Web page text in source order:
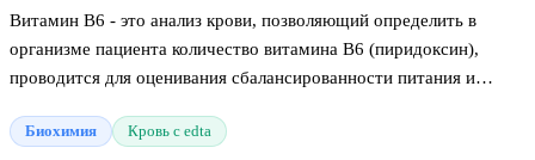
Витамин B6 - это анализ крови, позволяющий определить в
организме пациента количество витамина B6 (пиридоксин),
проводится для оценивания сбалансированности питания и
тесно связанных между собой соединений, к ним относятся –
Биохимия Кровь с edta